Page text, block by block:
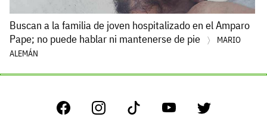
Buscan a la familia de joven hospitalizado en el Amparo
Pape; no puede hablar ni mantenerse de pie
MARIO
ALEMÁN